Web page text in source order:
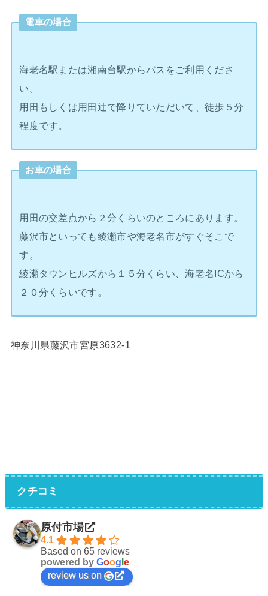
電車の場合
海老名駅または湘南台駅からバスをご利用くださ
い。
用田もしくは用田辻で降りていただいて、徒歩５分
程度です。
お車の場合
用田の交差点から２分くらいのところにあります。
藤沢市といっても綾瀬市や海老名市がすぐそこで
す。
綾瀬タウンヒルズから１５分くらい、海老名ICから
２０分くらいです。
神奈川県藤沢市宮原3632-1
クチコミ
原付市場
4.1
Based on 65 reviews
powered by Goog e
review us on